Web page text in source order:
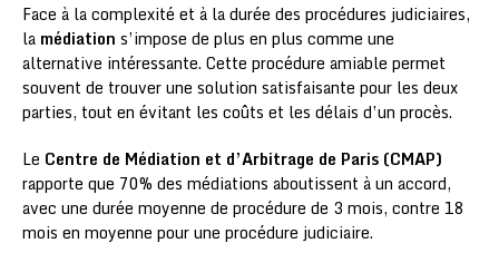
Face à la complexité et à la durée des procédures judiciaires,
la médiation s’impose de plus en plus comme une
alternative intéressante. Cette procédure amiable permet
souvent de trouver une solution satisfaisante pour les deux
parties, tout en évitant les coûts et les délais d’un procès.
Le Centre de Médiation et d’Arbitrage de Paris (CMAP)
rapporte que 70% des médiations aboutissent à un accord,
avec une durée moyenne de procédure de 3 mois, contre 18
mois en moyenne pour une procédure judiciaire.